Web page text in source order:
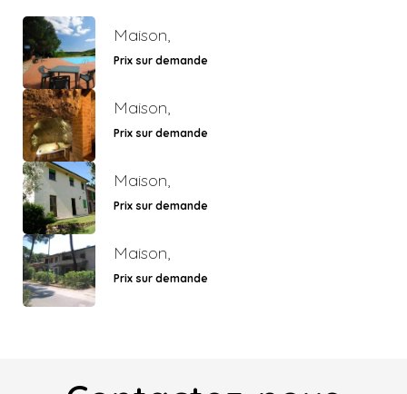
Maison,
Prix sur demande
Maison,
Prix sur demande
Maison,
Prix sur demande
Maison,
Prix sur demande